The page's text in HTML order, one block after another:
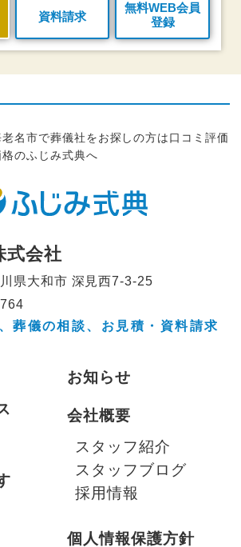
資料請求
無料WEB会員
登録
名市で葬儀社をお探しの方は口コミ評価
のふじみ式典へ
式会社
県大和市 深見西7-3-25
葬儀の相談、 お見積・資料請求
お知らせ
会社概要
スタッフ紹介
スタッフブログ
採用情報
個人情報保護方針